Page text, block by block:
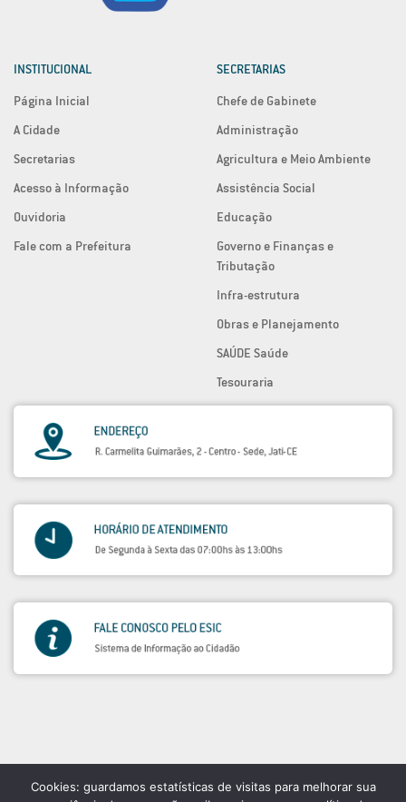
INSTITUCIONAL
Página Inicial
A Cidade
Secretarias
Acesso à Informação
Ouvidoria
Fale com a Prefeitura
SECRETARIAS
Chefe de Gabinete
Administração
Agricultura e Meio Ambiente
Assistência Social
Educação
Governo e Finanças e
Tributação
Infra-estrutura
Obras e Planejamento
SAÚDE Saúde
Tesouraria
Cookies: guardamos estatísticas de visitas para melhorar sua